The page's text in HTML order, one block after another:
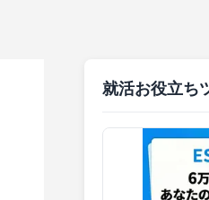
就活お役立ち